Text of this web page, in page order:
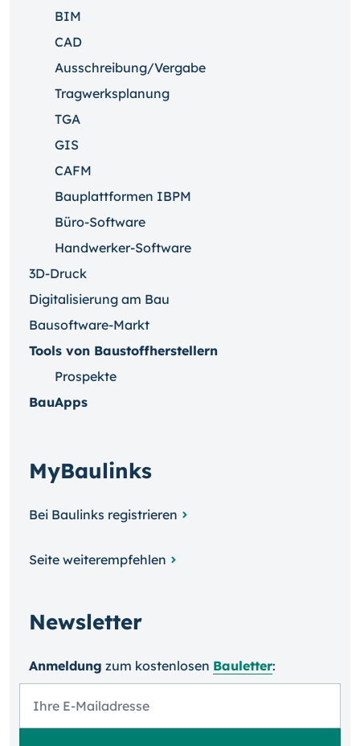
BIM
CAD
Ausschreibung/Vergabe
Tragwerksplanung
TGA
GIS
CAFM
Bauplattformen IBPM
Büro-Software
Handwerker-Software
3D-Druck
Digitalisierung am Bau
Bausoftware-Markt
Tools von Baustoffherstellern
Prospekte
BauApps
MyBaulinks
Bei Baulinks registrieren
Seite weiterempfehlen
Newsletter
Anmeldung zum kosten­losen Bauletter: